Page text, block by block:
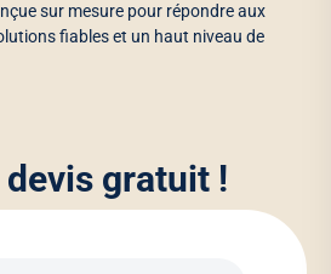
sur mesure pour répondre aux
fiables et un haut niveau de
gratuit !